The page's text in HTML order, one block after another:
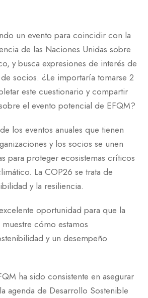
un evento para coincidir con la
de las Naciones Unidas sobre
y busca expresiones de interés de
socios. ¿Le importaría tomarse 2
este cuestionario y compartir
el evento potencial de EFQM?
los eventos anuales que tienen
y los socios se unen
para proteger ecosistemas críticos
La COP26 se trata de
y la resiliencia.
oportunidad para que la
cómo estamos
y un desempeño
ha sido consistente en asegurar
agenda de Desarrollo Sostenible